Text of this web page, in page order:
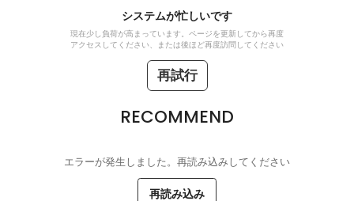
システムが忙しいです
現在少し負荷が高まっています。ページを更新してから再度
アクセスしてください、または後ほど再度訪問してください
再試行
RECOMMEND
エラーが発生しました。再読み込みしてください
再読み込み